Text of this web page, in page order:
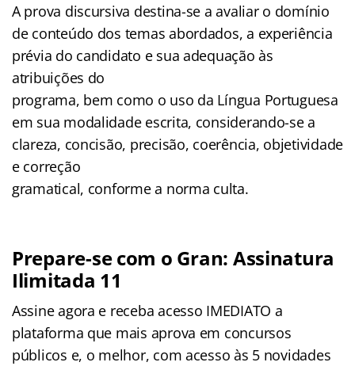
A prova discursiva destina-se a avaliar o domínio
de conteúdo dos temas abordados, a experiência
prévia do candidato e sua adequação às
atribuições do
programa, bem como o uso da Língua Portuguesa
em sua modalidade escrita, considerando-se a
clareza, concisão, precisão, coerência, objetividade
e correção
gramatical, conforme a norma culta.
Prepare-se com o Gran: Assinatura
Ilimitada 11
Assine agora e receba acesso IMEDIATO a
plataforma que mais aprova em concursos
públicos e, o melhor, com acesso às 5 novidades